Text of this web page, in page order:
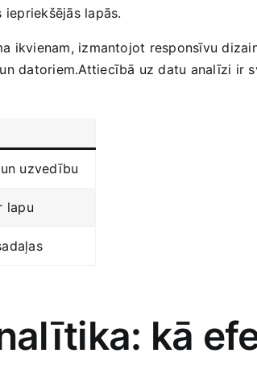
lapās.
ikvienam, izmantojot responsīvu
datoriem.Attiecībā uz datu analīzi
uzvedību
lapu
kā